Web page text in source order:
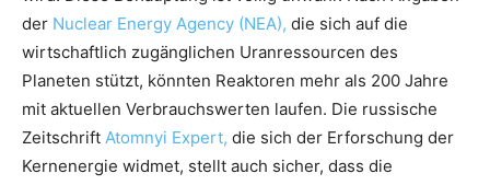
der Nuclear Energy Agency (NEA), die sich auf die
wirtschaftlich zugänglichen Uranressourcen des
Planeten stützt, könnten Reaktoren mehr als 200 Jahre
mit aktuellen Verbrauchswerten laufen. Die russische
Zeitschrift Atomnyi Expert, die sich der Erforschung der
Kernenergie widmet, stellt auch sicher, dass die